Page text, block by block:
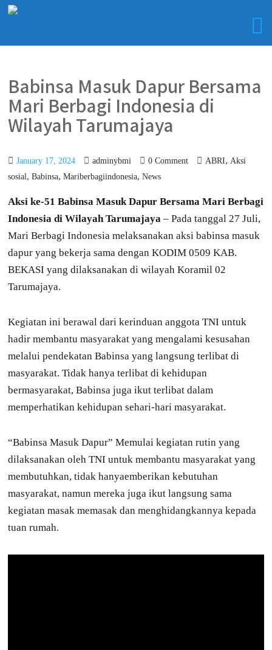
Babinsa Masuk Dapur Bersama
Mari Berbagi Indonesia di
Wilayah Tarumajaya
January 17, 2024 adminybmi 0 Comment ABRI, Aksi
sosial,Babinsa,Mariberbagiindonesia,News
Aksi ke-51 Babinsa Masuk Dapur Bersama Mari Berbagi
Indonesia di Wilayah Tarumajaya – Pada tanggal 27 Juli,
Mari Berbagi Indonesia melaksanakan aksi babinsa masuk
dapur yang bekerja sama dengan KODIM 0509 KAB.
BEKASI yang dilaksanakan di wilayah Koramil 02
Tarumajaya.
Kegiatan ini berawal dari kerinduan anggota TNI untuk
hadir membantu masyarakat yang mengalami kesusahan
melalui pendekatan Babinsa yang langsung terlibat di
masyarakat. Tidak hanya terlibat di kehidupan
bermasyarakat, Babinsa juga ikut terlibat dalam
memperhatikan kehidupan sehari-hari masyarakat.
“Babinsa Masuk Dapur” Memulai kegiatan rutin yang
dilaksanakan oleh TNI untuk membantu masyarakat yang
membutuhkan, tidak hanyaemberikan kebutuhan
masyarakat, namun mereka juga ikut langsung sama
kegiatan masak memasak dan menghidangkannya kepada
tuan rumah.